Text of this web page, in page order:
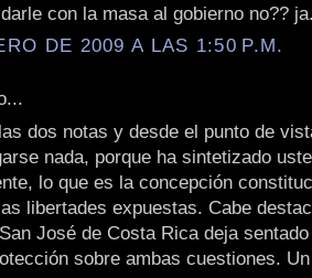
con la masa al gobierno no??
DE 2009 A LAS 1:50 P.M.
dos notas y desde el punto de
nada, porque ha sintetizado
lo que es la concepción
libertades expuestas. Cabe
José de Costa Rica deja
sobre ambas cuestiones.